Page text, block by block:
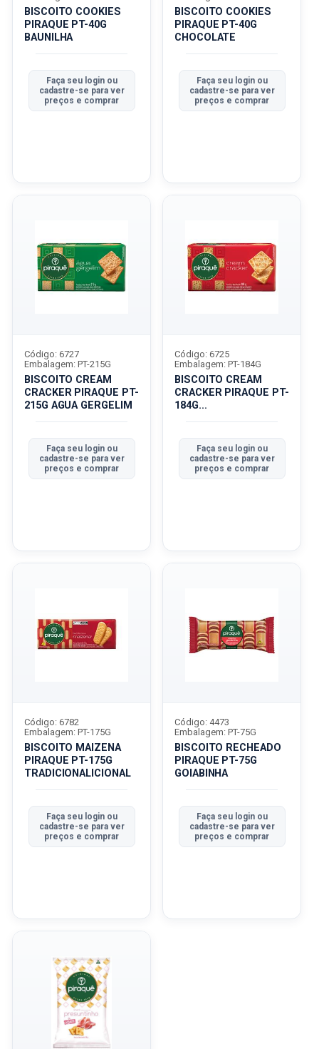
BISCOITO COOKIES
PIRAQUE PT-40G
BAUNILHA
Faça seu login ou
cadastre-se para ver
preços e comprar
BISCOITO COOKIES
PIRAQUE PT-40G
CHOCOLATE
Faça seu login ou
cadastre-se para ver
preços e comprar
BISCOITO CREAM
CRACKER PIRAQUE PT-
215G AGUA GERGELIM
Código: 6727
Embalagem: PT-215G
Faça seu login ou
cadastre-se para ver
preços e comprar
BISCOITO CREAM
CRACKER PIRAQUE PT-
184G
Código: 6725
Embalagem: PT-184G
Faça seu login ou
cadastre-se para ver
preços e comprar
BISCOITO MAIZENA
PIRAQUE PT-175G
TRADICIONALICIONAL
Código: 6782
Embalagem: PT-175G
Faça seu login ou
cadastre-se para ver
preços e comprar
BISCOITO RECHEADO
PIRAQUE PT-75G
GOIABINHA
Código: 4473
Embalagem: PT-75G
Faça seu login ou
cadastre-se para ver
preços e comprar